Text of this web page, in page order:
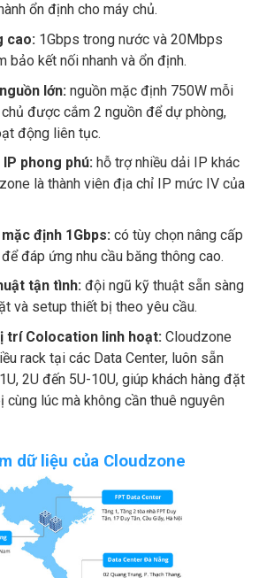
ổn định cho máy chủ.
cao: 1Gbps trong nước và 20Mbps
bảo kết nối nhanh và ổn định.
lớn: nguồn mặc định 750W mỗi
được cắm 2 nguồn để dự phòng,
động liên tục.
phong phú: hỗ trợ nhiều dải IP khác
là thành viên địa chỉ IP mức IV của
định 1Gbps: có tùy chọn nâng cấp
đáp ứng nhu cầu băng thông cao.
tận tình: đội ngũ kỹ thuật sẵn sàng
và setup thiết bị theo yêu cầu.
trí Colocation linh hoạt: Cloudzone
rack tại các Data Center, luôn sẵn
2U đến 5U-10U, giúp khách hàng đặt
cùng lúc mà không cần thuê nguyên
dữ liệu của Cloudzone